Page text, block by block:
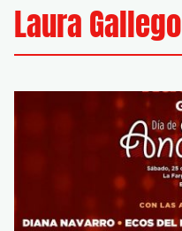
Laura Gallego